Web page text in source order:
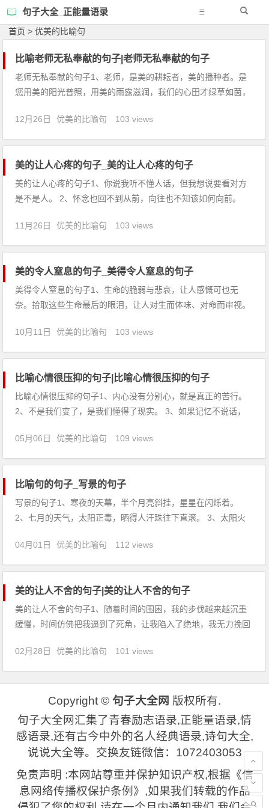
句子大全_正能量语录
首页 >优美的比喻句
比喻老师无私奉献的句子|老师无私奉献的句子
老师无私奉献的句子1、老师，是美的耕耘者，美的播种者。是
您用美的阳光普照，用美的雨露滋润，我们的心田才绿草如茵，
对您说一声：谢谢您，老师。 3、老师，感谢您用自己的生命之
光，照亮了我人生的旅途。 4、愿我这小溪的乐音，永远在您深
12月26日 优美的比喻句 103 views
美的让人心疼的句子_美的让人心疼的句子
美的让人心疼的句子1、你说我听不懂人话，但我想说要看对方
是不是人。 2、怀念也回不到从前，向往也不知该如何向前。
生。 4、并不是只有眼泪，才代表伤心，并不是只有你，才代表
爱情。 5、有缘相遇，无缘相聚，天涯海角，但愿相忆。有幸相
11月26日 优美的比喻句 103 views
美的令人窒息的句子_美得令人窒息的句子
美得令人窒息的句子1、生命的脆弱与悲哀，让人感慨可也无
奈。拾取这些生命最后的眼泪，让人对生而体味、对命而审视。
跟你诉说我的奇遇，即使你此时我们已冷若冰霜，哭，又能证明
什么呢？真正的爱，不只存在于泪水中。3、生活的真谛在于创
10月11日 优美的比喻句 103 views
比喻心情很压抑的句子|比喻心情很压抑的句子
比喻心情很压抑的句子1、内心没有分别心，就是真正的苦行。
2、不是我们变了，是我们懂得了现实。 3、如果记忆不说话，
开始不停的装做、若无其事的样子。 6、从来不去相信，却每次
都铭记在心里。 7、这一场来历不明的幸福，我看不到出
05月06日 优美的比喻句 109 views
比喻句的句子_写景的句子
写景的句子1、寒夜的天幕，半个月亮斜挂，星星在闪烁着。
2、七月的天气，太阳正毒，晒得人汗珠往下直滚。 3、太阳火
冉冉升起，把金色的阳光撒下大地。 5、天气热得受不了——在
仙人掌的阴影下也有华氏度。 6、天
04月01日 优美的比喻句 112 views
美的让人不舍的句子|美的让人不舍的句子
美的让人不舍的句子1、随着时间的围困，我的步伐越来越沉重
缓慢，时间仿佛把我逼到了死角，让我陷入了绝地，我无力挽回
心不过是你看来卑微的讨好，凭什么无怨无悔为你把青春当掉？
3、青春的羽翼，划破伤痛的记忆；昨日的泪水，激起心中的涟
漪。4、在第
02月28日 优美的比喻句 101 views
Copyright © 句子大全网 版权所有.
句子大全网汇集了青春励志语录,正能量语录,情
感语录,还有古今中外的名人经典语录,诗句大全,
说说大全等。交换友链微信：1072403053
免责声明 :本网站尊重并保护知识产权,根据《信
息网络传播权保护条例》,如果我们转载的作品